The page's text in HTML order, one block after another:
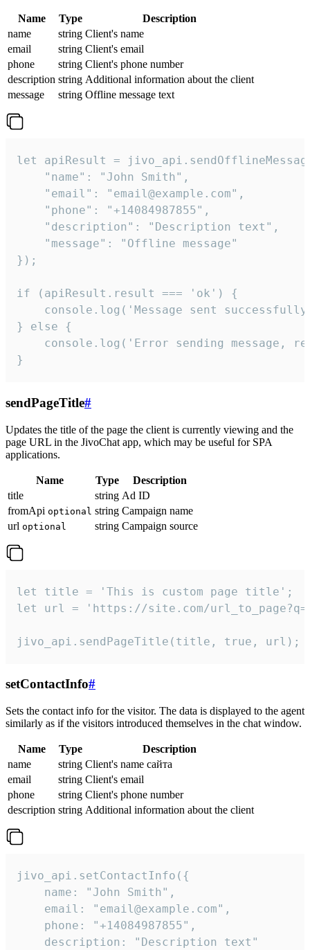
Name Type
Description
name
string Client's name
email
string Client's email
phone
string Client's phone number
description string Additional information about the client
message
string Offline message text
let apiResult =
    "name": "John Smith",
    "email": "email@example.com",
    "phone": "+14084987855",
    "description": "Description text",
    "message": "Offline message"
});
if (apiResult.result === 'ok') {
console.log('Message sent
} else {
console.log('Error sending message,
}
sendPageTitle#
Updates the title of the page the client is currently viewing and the
page URL in the JivoChat app, which may be useful for SPA
applications.
Name Type
Description
title
string Ad ID
fromApi optional string Campaign name
url optional string Campaign source
let title = 'This is custom page title';
let url = 'https://site.com/
jivo_api.sendPageTitle(title, true, url);
setContactInfo#
Sets the contact info for the visitor. The data is displayed to the agent
similarly as if the visitors introduced themselves in the chat window.
Name Type
Description
name
string Client's name сайта
email
string Client's email
phone
string Client's phone number
description string Additional information about the client
jivo_api.setContactInfo({
    name: "John Smith",
    email: "email@example.com",
    phone: "+14084987855",
    description: "Description text"